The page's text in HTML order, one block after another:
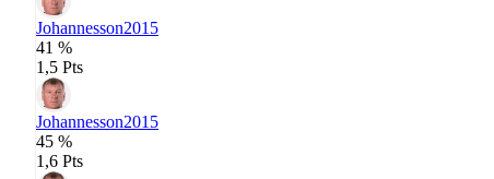
Johannesson2015
41 %
1,5 Pts
Johannesson2015
45 %
1,6 Pts